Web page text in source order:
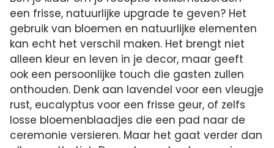
een frisse, natuurlijke upgrade te geven? Het
gebruik van bloemen en natuurlijke elementen
kan echt het verschil maken. Het brengt niet
alleen kleur en leven in je decor, maar geeft
ook een persoonlijke touch die gasten zullen
onthouden. Denk aan lavendel voor een vleugje
rust, eucalyptus voor een frisse geur, of zelfs
losse bloemenblaadjes die een pad naar de
ceremonie versieren. Maar het gaat verder dan